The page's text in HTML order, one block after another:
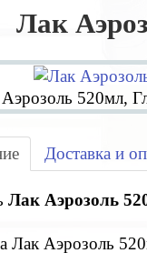
Лак
520мл,
Доставка и
Лак Аэрозоль
Лак Аэрозоль